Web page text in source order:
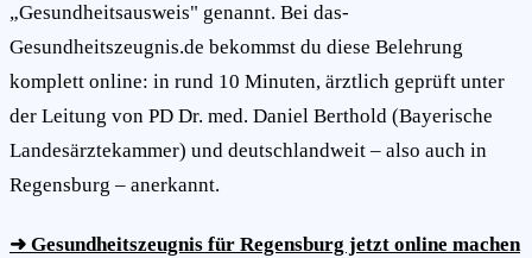
„Gesundheitsausweis" genannt. Bei das-
Gesundheitszeugnis.de bekommst du diese Belehrung
komplett online: in rund 10 Minuten, ärztlich geprüft unter
der Leitung von PD Dr. med. Daniel Berthold (Bayerische
Landesärztekammer) und deutschlandweit – also auch in
Regensburg – anerkannt.
➜ Gesundheitszeugnis für Regensburg jetzt online machen